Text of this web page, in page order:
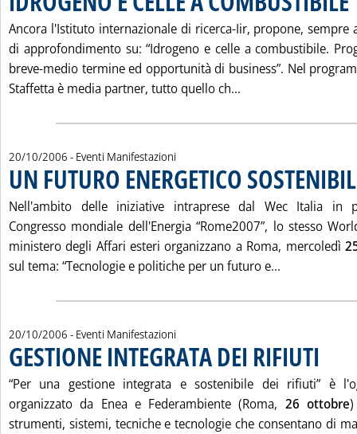
Ancora l'Istituto internazionale di ricerca-Iir, propone, sempre
di approfondimento su: “Idrogeno e celle a combustibile.
breve-medio termine ed opportunità di business”. Nel
Staffetta è media partner, tutto quello ch...
20/10/2006 - Eventi Manifestazioni
UN FUTURO ENERGETICO
Nell'ambito delle iniziative intraprese dal Wec Italia in
Congresso mondiale dell'Energia “Rome2007”, lo stesso
ministero degli Affari esteri organizzano a Roma, mercoledì
sul tema: “Tecnologie e politiche per un futuro e...
20/10/2006 - Eventi Manifestazioni
GESTIONE INTEGRATA DEI RIFIUTI
“Per una gestione integrata e sostenibile dei rifiuti” è
organizzato da Enea e Federambiente (Roma, 26 ottobre
strumenti, sistemi, tecniche e tecnologie che consentano di